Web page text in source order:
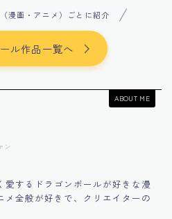
漫画・アニメ）ごとに紹介
ル作品一覧へ
ABOUT ME
ン
するドラゴンボールが好きな漫
メ全般が好きで、クリエイターの